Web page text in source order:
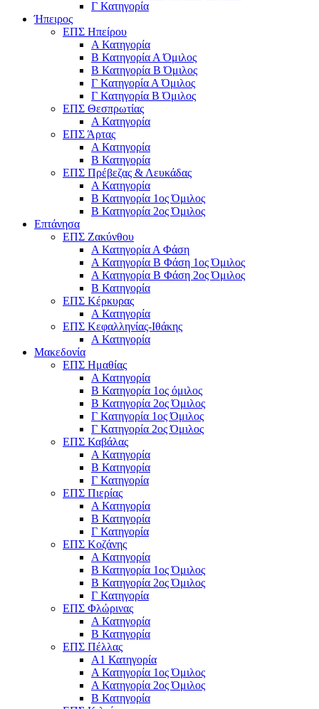
Γ Κατηγορία
Ήπειρος
ΕΠΣ Ηπείρου
Α Κατηγορία
Β Κατηγορία Α Όμιλος
Β Κατηγορία Β Όμιλος
Γ Κατηγορία Α Όμιλος
Γ Κατηγορία Β Όμιλος
ΕΠΣ Θεσπρωτίας
Α Κατηγορία
ΕΠΣ Άρτας
Α Κατηγορία
Β Κατηγορία
ΕΠΣ Πρέβεζας & Λευκάδας
Α Κατηγορία
Β Κατηγορία 1ος Όμιλος
Β Κατηγορία 2ος Όμιλος
Επτάνησα
ΕΠΣ Ζακύνθου
Α Κατηγορία Α Φάση
Α Κατηγορία Β Φάση 1ος Όμιλος
Α Κατηγορία Β Φάση 2ος Όμιλος
Β Κατηγορία
ΕΠΣ Κέρκυρας
A Κατηγορία
ΕΠΣ Κεφαλληνίας-Ιθάκης
Α Κατηγορία
Μακεδονία
ΕΠΣ Ημαθίας
Α Κατηγορία
Β Κατηγορία 1ος όμιλος
Β Κατηγορία 2ος Όμιλος
Γ Κατηγορία 1ος Όμιλος
Γ Κατηγορία 2ος Όμιλος
ΕΠΣ Καβάλας
Α Κατηγορία
Β Κατηγορία
Γ Κατηγορία
ΕΠΣ Πιερίας
Α Κατηγορία
Β Κατηγορία
Γ Κατηγορία
ΕΠΣ Κοζάνης
Α Κατηγορία
Β Κατηγορία 1ος Όμιλος
Β Κατηγορία 2ος Όμιλος
Γ Κατηγορία
ΕΠΣ Φλώρινας
Α Κατηγορία
Β Κατηγορία
ΕΠΣ Πέλλας
Α1 Κατηγορία
Α Κατηγορία 1ος Όμιλος
Α Κατηγορία 2ος Όμιλος
Β Κατηγορία